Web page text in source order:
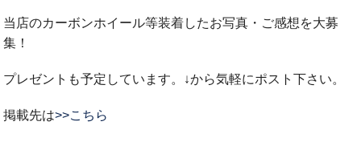
当店のカーボンホイール等装着したお写真・ご感想を大募
集！
プレゼントも予定しています。↓から気軽にポスト下さい。
掲載先は>>こちら